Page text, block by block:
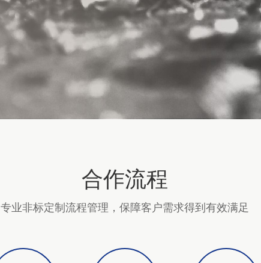
合作流程
专业非标定制流程管理，保障客户需求得到有效满足